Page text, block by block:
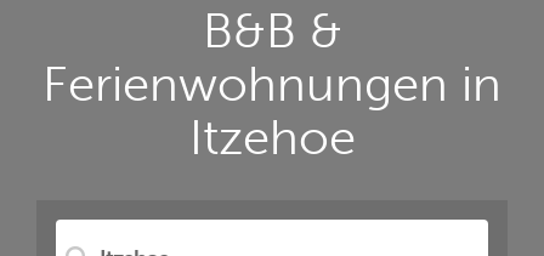
B&B &
Ferienwohnungen in
Itzehoe